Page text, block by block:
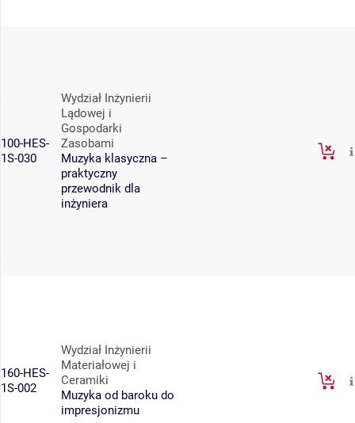
100-HES-
1S-030
Wydział Inżynierii
Lądowej i
Gospodarki
Zasobami
Muzyka klasyczna –
praktyczny
przewodnik dla
inżyniera
160-HES-
1S-002
Wydział Inżynierii
Materiałowej i
Ceramiki
Muzyka od baroku do
impresjonizmu